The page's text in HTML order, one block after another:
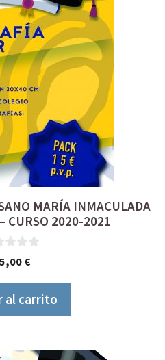
MARÍA INMACULADA
CURSO 2020-2021
€
al carrito